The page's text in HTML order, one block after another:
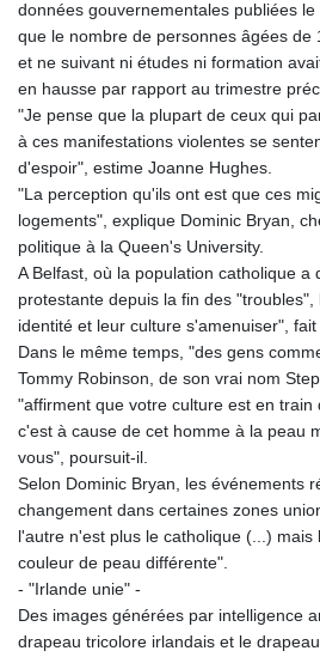
données gouvernementales publiées
que le nombre de personnes âgées de
et ne suivant ni études ni formation
en hausse par rapport au trimestre
"Je pense que la plupart de ceux qui
à ces manifestations violentes se
d'espoir", estime Joanne Hughes.
"La perception qu'ils ont est que ces
logements", explique Dominic Bryan,
politique à la Queen's University.
A Belfast, où la population catholique a
protestante depuis la fin des
identité et leur culture s'amenuiser",
Dans le même temps, "des gens
Tommy Robinson, de son vrai nom
"affirment que votre culture est en train
c'est à cause de cet homme à la peau
vous", poursuit-il.
Selon Dominic Bryan, les événements
changement dans certaines zones
l'autre n'est plus le catholique (...) mais
couleur de peau différente".
- "Irlande unie" -
Des images générées par intelligence
drapeau tricolore irlandais et le